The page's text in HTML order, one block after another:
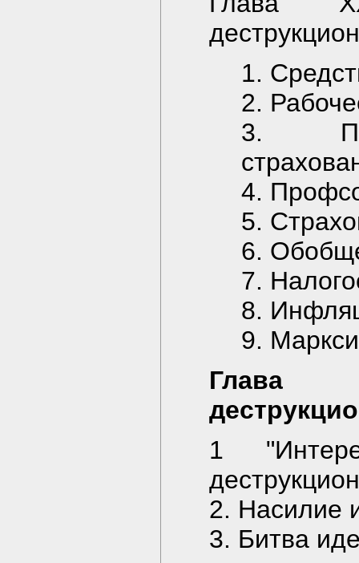
1.
2.
3.
4.
5.
6.
7.
8.
9.
Глава
1
2. Насилие
3. Битва